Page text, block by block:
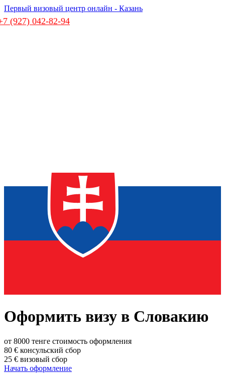
Первый визовый центр онлайн - Казань
(927) 042-82-94
Оформить визу в Словакию
от 8000 тенге стоимость оформления
80 € консульский сбор
25 € визовый сбор
Начать оформление